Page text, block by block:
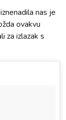
iznenadila nas je
ovakvu
za izlazak s